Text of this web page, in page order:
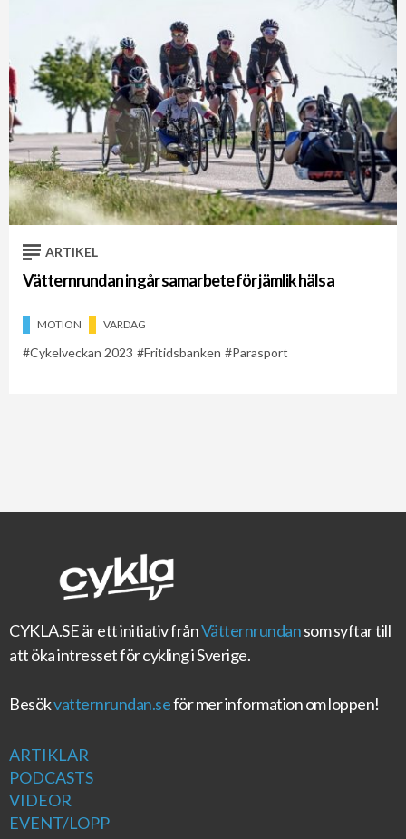
ARTIKEL
Vätternrundan ingår samarbete för jämlik hälsa
MOTION VARDAG
Cykelveckan 2023 Fritidsbanken Parasport
CYKLA.SEär ett initiativ frånVätternrundansom syftar till
att öka intresset för cykling i Sverige.
Besökvatternrundan.seför mer information om loppen!
ARTIKLAR
PODCASTS
VIDEOR
EVENT/LOPP